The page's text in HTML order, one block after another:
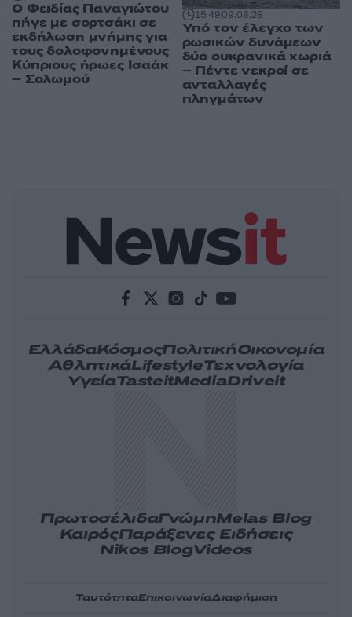
Ο Φειδίας Παναγιώτου
πήγε με σορτσάκι σε
εκδήλωση μνήμης για
τους δολοφονημένους
Κύπριους ήρωες Ισαάκ
– Σολωμού
15:4909.08.26
Υπό τον έλεγχο των
ρωσικών δυνάμεων
δύο ουκρανικά χωριά
– Πέντε νεκροί σε
ανταλλαγές
πληγμάτων
ΕλλάδαΚόσμοςΠολιτικήΟικονομία
ΑθλητικάLifestyleΤεχνολογία
ΥγείαTasteitMediaDriveit
ΠρωτοσέλιδαΓνώμηMelas Blog
ΚαιρόςΠαράξενες Ειδήσεις
Nikos BlogVideos
ΤαυτότηταΕπικοινωνίαΔιαφήμιση